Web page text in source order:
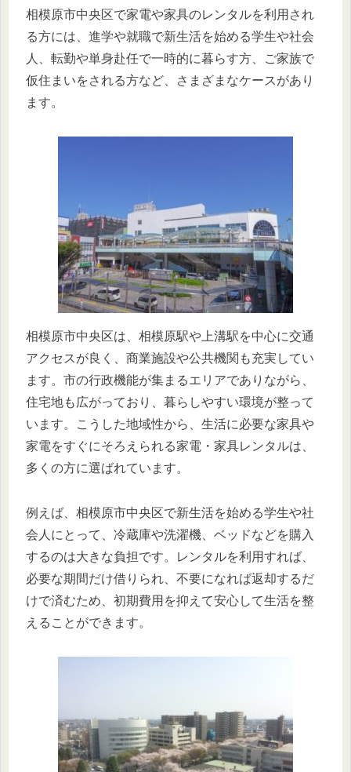
相模原市中央区で家電や家具のレンタルを利用され
る方には、進学や就職で新生活を始める学生や社会
人、転勤や単身赴任で一時的に暮らす方、ご家族で
仮住まいをされる方など、さまざまなケースがあり
ます。
相模原市中央区は、相模原駅や上溝駅を中心に交通
アクセスが良く、商業施設や公共機関も充実してい
ます。市の行政機能が集まるエリアでありながら、
住宅地も広がっており、暮らしやすい環境が整って
います。こうした地域性から、生活に必要な家具や
家電をすぐにそろえられる家電・家具レンタルは、
多くの方に選ばれています。
例えば、相模原市中央区で新生活を始める学生や社
会人にとって、冷蔵庫や洗濯機、ベッドなどを購入
するのは大きな負担です。レンタルを利用すれば、
必要な期間だけ借りられ、不要になれば返却するだ
けで済むため、初期費用を抑えて安心して生活を整
えることができます。